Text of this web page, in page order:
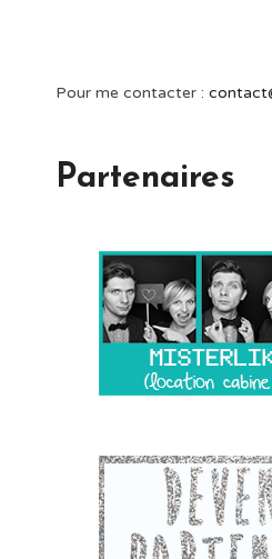
Pour me contacter :
Partenaires